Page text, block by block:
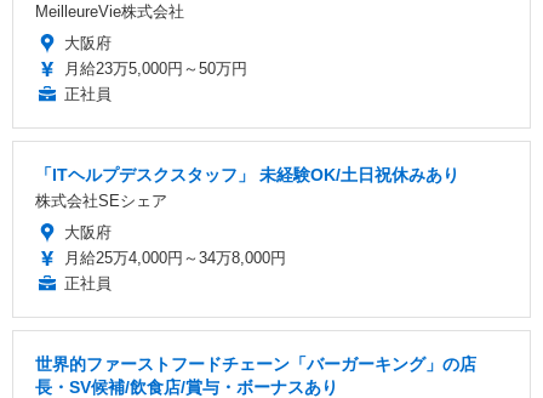
MeilleureVie株式会社
大阪府
月給23万5,000円～50万円
正社員
「ITヘルプデスクスタッフ」 未経験OK/土日祝休みあり
株式会社SEシェア
大阪府
月給25万4,000円～34万8,000円
正社員
世界的ファーストフードチェーン「バーガーキング」の店
長・SV候補/飲食店/賞与・ボーナスあり